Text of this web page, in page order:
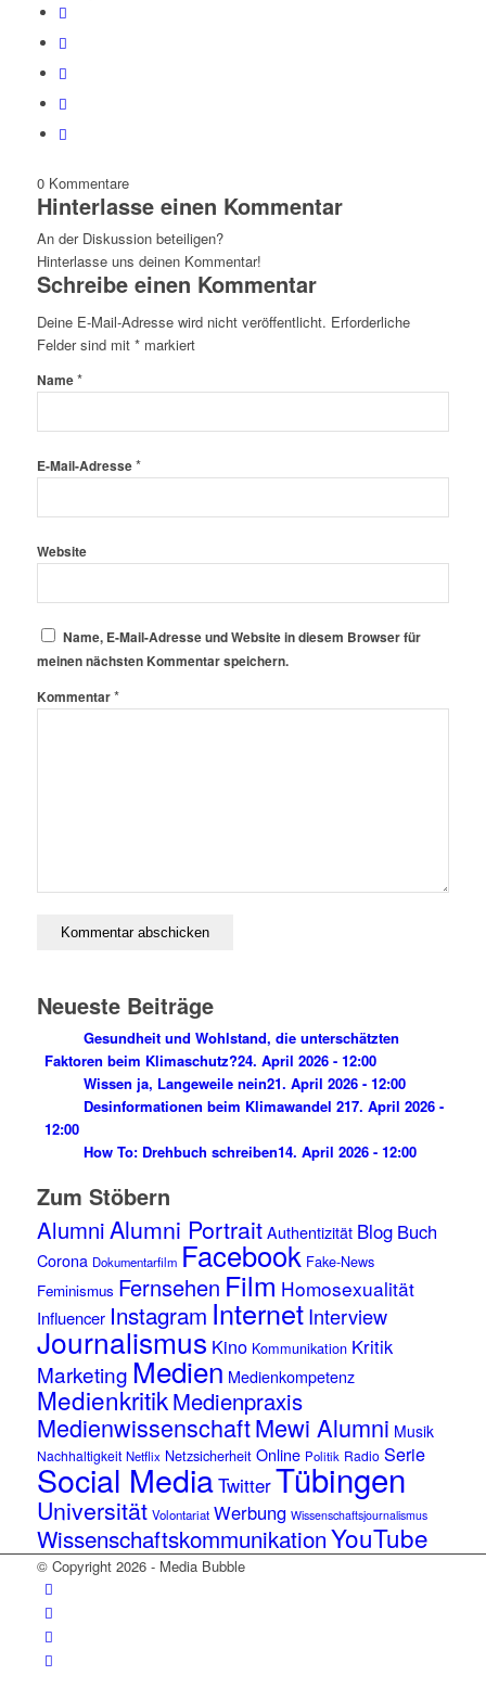
0 Kommentare
Hinterlasse einen Kommentar
An der Diskussion beteiligen?
Hinterlasse uns deinen Kommentar!
Schreibe einen Kommentar
Deine E-Mail-Adresse wird nicht veröffentlicht. Erforderliche
Felder sind mit *markiert
Name*
E-Mail-Adresse*
Website
Name, E-Mail-Adresse und Website in diesem Browser für
meinen nächsten Kommentar speichern.
Kommentar*
Neueste Beiträge
Gesundheit und Wohlstand, die unterschätzten
Faktoren beim Klimaschutz?24. April 2026 - 12:00
Wissen ja, Langeweile nein21. April 2026 - 12:00
Desinformationen beim Klimawandel 217. April 2026 -
12:00
How To: Drehbuch schreiben14. April 2026 - 12:00
Zum Stöbern
AlumniAlumni Portrait Authentizität Blog Buch
Corona Dokumentarfilm Facebook Fake-News
Feminismus Fernsehen Film Homosexualität
Influencer Instagram Internet Interview
Journalismus Kino Kommunikation Kritik
Marketing Medien Medienkompetenz
MedienkritikMedienpraxis
MedienwissenschaftMewi Alumni Musik
Nachhaltigkeit Netflix Netzsicherheit Online Politik Radio Serie
Social MediaTwitterTübingen
Universität Volontariat Werbung Wissenschaftsjournalismus
WissenschaftskommunikationYouTube
© Copyright 2026 - Media Bubble